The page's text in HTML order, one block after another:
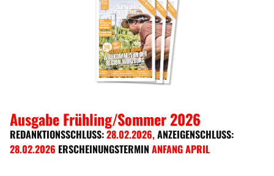
Ausgabe Frühling/Sommer 2026
REDANKTIONSSCHLUSS:28.02.2026,ANZEIGENSCHLUSS:
28.02.2026 ERSCHEINUNGSTERMIN ANFANG APRIL